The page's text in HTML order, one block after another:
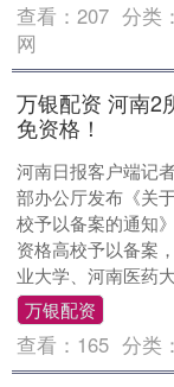
查看：207 分类
网
万银配资 河南2
免资格！
河南日报客户端记
部办公厅发布《关
校予以备案的通知
资格高校予以备案
业大学、河南医药
万银配资
查看： 165 分类